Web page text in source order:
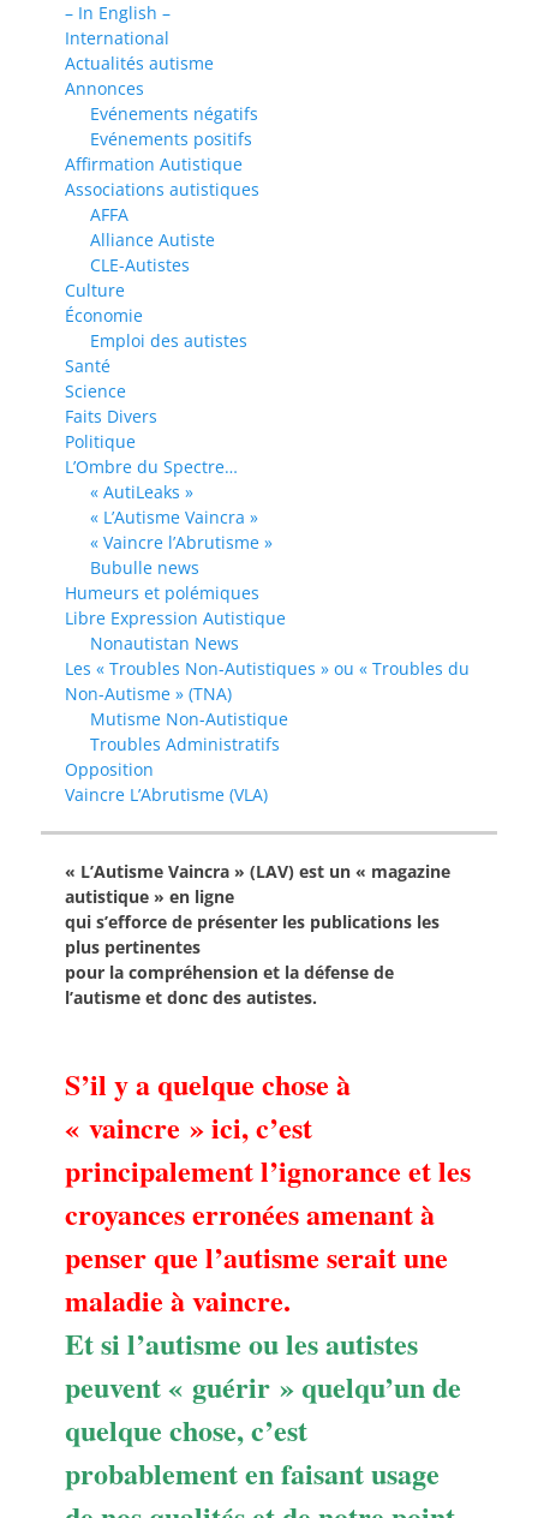
– In English –
International
Actualités autisme
Annonces
Evénements négatifs
Evénements positifs
Affirmation Autistique
Associations autistiques
AFFA
Alliance Autiste
CLE-Autistes
Culture
Économie
Emploi des autistes
Santé
Science
Faits Divers
Politique
L’Ombre du Spectre…
« AutiLeaks »
« L’Autisme Vaincra »
« Vaincre l’Abrutisme »
Bubulle news
Humeurs et polémiques
Libre Expression Autistique
Nonautistan News
Les « Troubles Non-Autistiques » ou « Troubles du
Non-Autisme » (TNA)
Mutisme Non-Autistique
Troubles Administratifs
Opposition
Vaincre L’Abrutisme (VLA)
« L’Autisme Vaincra » (LAV) est un « magazine
autistique » en ligne
qui s’efforce de présenter les publications les
plus pertinentes
pour la compréhension et la défense de
l’autisme et donc des autistes.
S’il y a quelque chose à
« vaincre » ici, c’est
principalement l’ignorance et les
croyances erronées amenant à
penser que l’autisme serait une
maladie à vaincre.
Et si l’autisme ou les autistes
peuvent « guérir » quelqu’un de
quelque chose, c’est
probablement en faisant usage